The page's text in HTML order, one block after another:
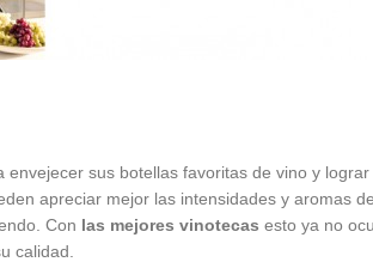
sus botellas favoritas de vino y
apreciar mejor las intensidades y aromas
Con las mejores vinotecas esto ya no
calidad.